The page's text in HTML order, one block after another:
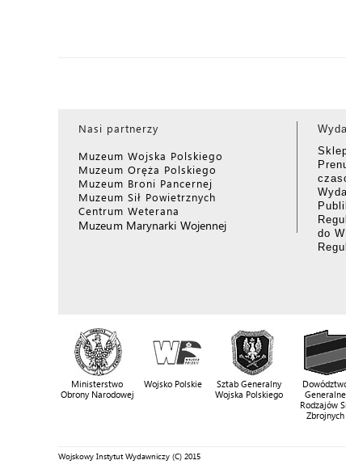
Nasi partnerzy
Muzeum Wojska Polskiego
Muzeum Oręża Polskiego
Muzeum Broni Pancernej
Muzeum Sił Powietrznych
Centrum Weterana
Muzeum Marynarki Wojennej
do
Ministerstwo
Obrony Narodowej
Wojsko Polskie
Sztab Generalny
Wojska Polskiego
Generalne
Rodzajów
Zbrojnych
Wojskowy Instytut Wydawniczy (C) 2015